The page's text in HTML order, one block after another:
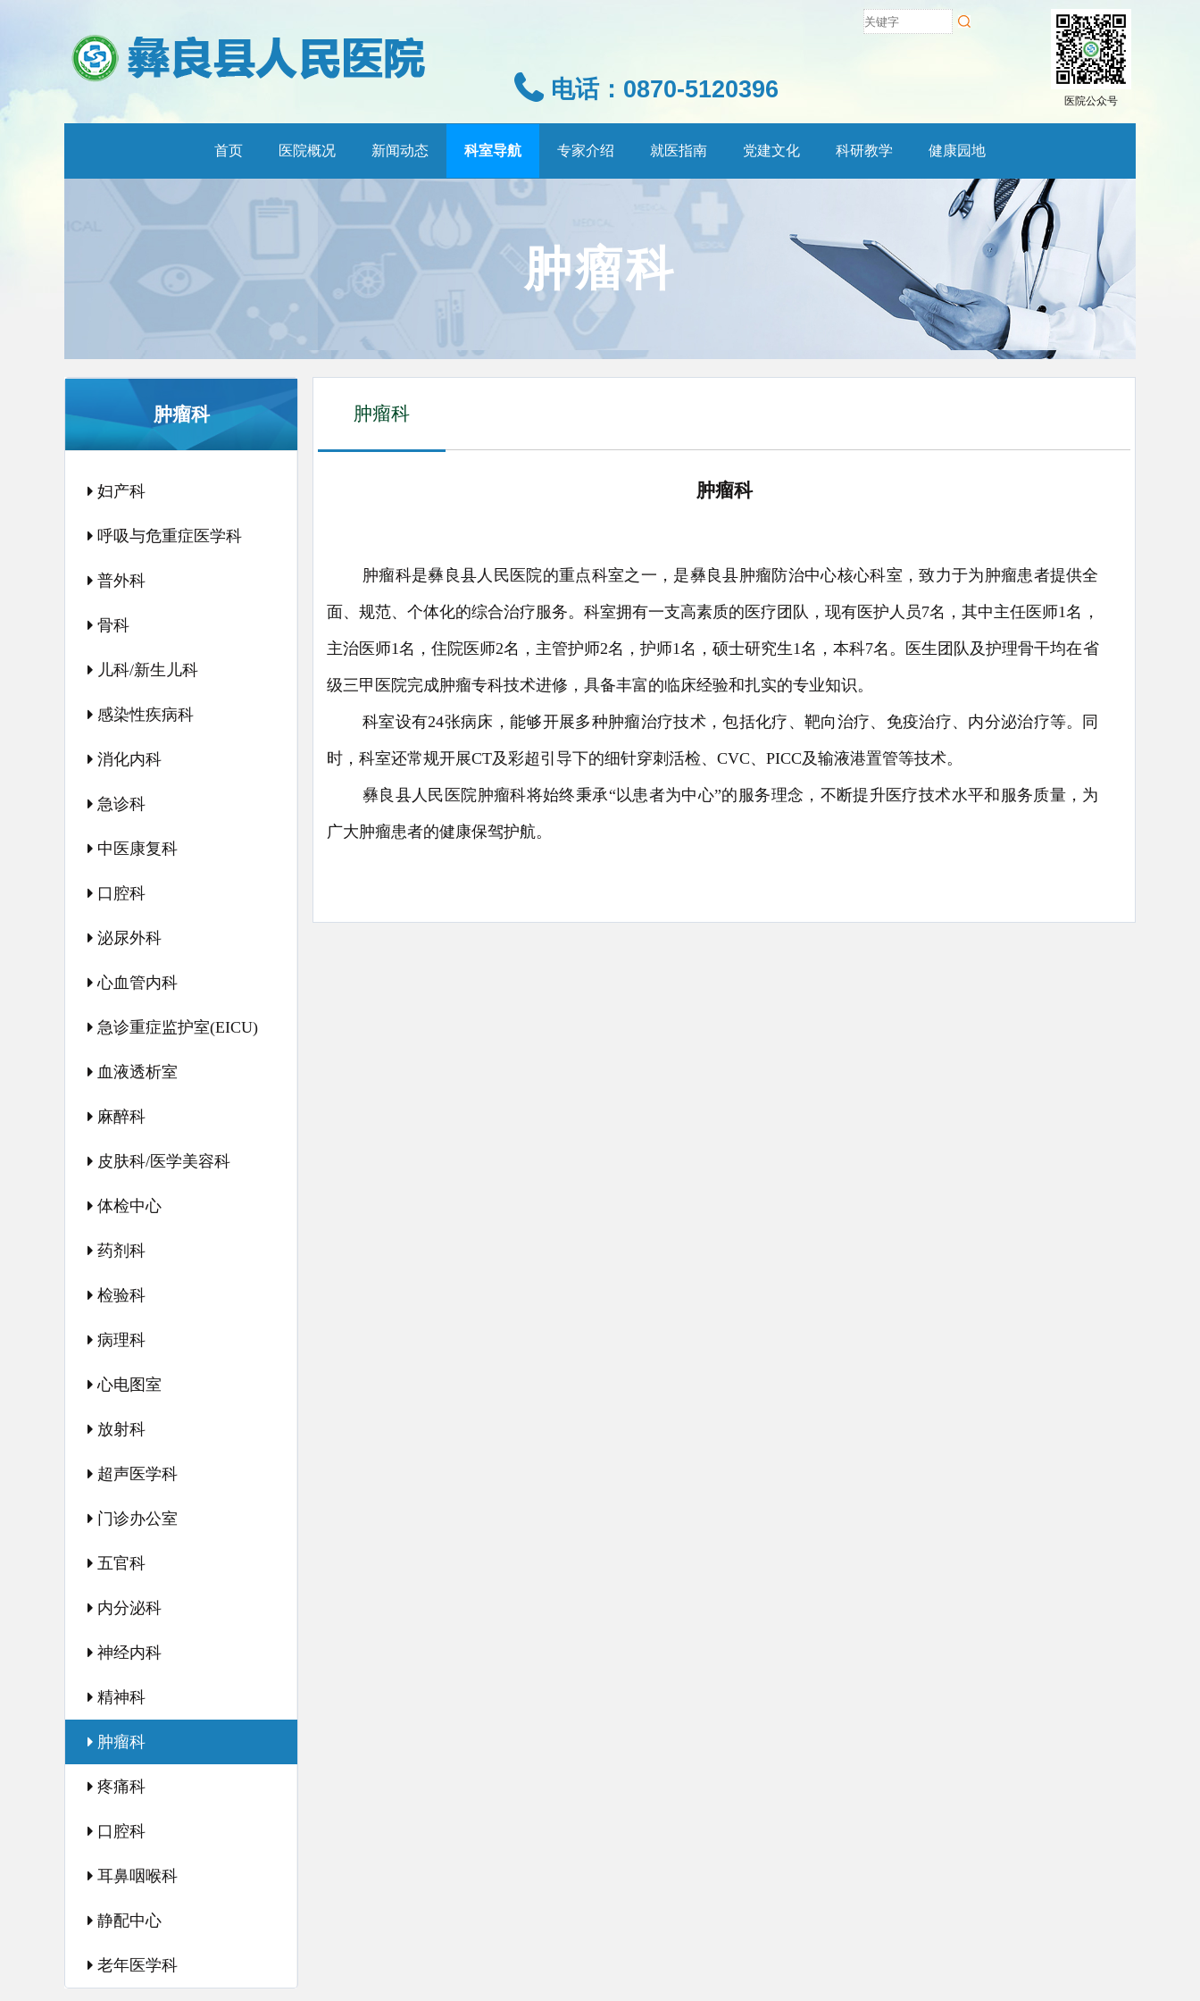
医院公众号
电话：0870-5120396
首页 医院概况 新闻动态 科室导航 专家介绍 就医指南 党建文化 科研教学 健康园地
肿瘤科
肿瘤科
妇产科
呼吸与危重症医学科
普外科
骨科
儿科/新生儿科
感染性疾病科
消化内科
急诊科
中医康复科
口腔科
泌尿外科
心血管内科
急诊重症监护室(EICU)
血液透析室
麻醉科
皮肤科/医学美容科
体检中心
药剂科
检验科
病理科
心电图室
放射科
超声医学科
门诊办公室
五官科
内分泌科
神经内科
精神科
肿瘤科
疼痛科
口腔科
耳鼻咽喉科
静配中心
老年医学科
肿瘤科
肿瘤科
肿瘤科是彝良县人民医院的重点科室之一，是彝良县肿瘤防治中心核心科室，致力于为肿瘤患者提供全
面、规范、个体化的综合治疗服务。科室拥有一支高素质的医疗团队，现有医护人员7名，其中主任医师1名，
主治医师1名，住院医师2名，主管护师2名，护师1名，硕士研究生1名，本科7名。医生团队及护理骨干均在省
级三甲医院完成肿瘤专科技术进修，具备丰富的临床经验和扎实的专业知识。
科室设有24张病床，能够开展多种肿瘤治疗技术，包括化疗、靶向治疗、免疫治疗、内分泌治疗等。同
时，科室还常规开展CT及彩超引导下的细针穿刺活检、CVC、PICC及输液港置管等技术。
彝良县人民医院肿瘤科将始终秉承“以患者为中心”的服务理念，不断提升医疗技术水平和服务质量，为
广大肿瘤患者的健康保驾护航。